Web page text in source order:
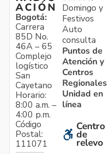
ACIÓN
Bogotá:
Carrera
85D No.
46A – 65
Complejo
logístico
San
Cayetano
Horario:
8:00 a.m. –
4:00 p.m.
Código
Postal:
111071
Domingo y
Festivos
Auto
consulta
Puntos de
Atención y
Centros
Regionales
Unidad en
línea
Centro
de
relevo